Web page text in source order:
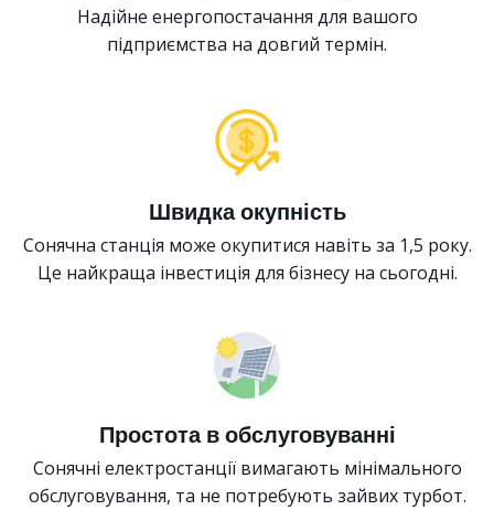
Надійне енергопостачання для вашого
підприємства на довгий термін.
Швидка окупність
Сонячна станція може окупитися навіть за 1,5 року.
Це найкраща інвестиція для бізнесу на сьогодні.
Простота в обслуговуванні
Сонячні електростанції вимагають мінімального
обслуговування, та не потребують зайвих турбот.